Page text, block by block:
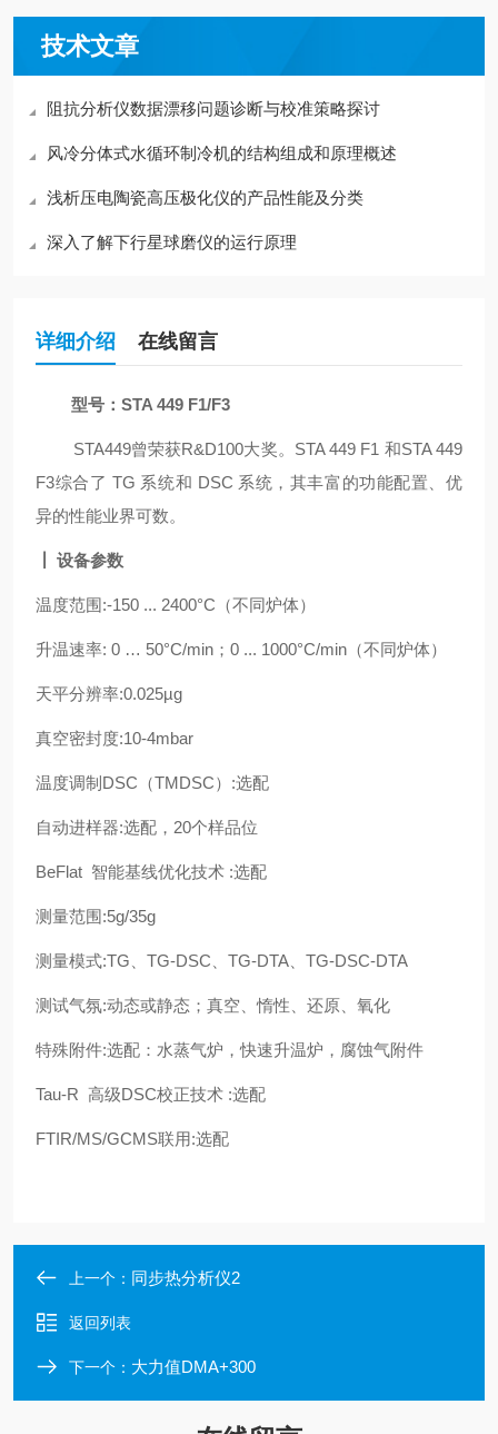
技术文章
阻抗分析仪数据漂移问题诊断与校准策略探讨
风冷分体式水循环制冷机的结构组成和原理概述
浅析压电陶瓷高压极化仪的产品性能及分类
深入了解下行星球磨仪的运行原理
详细介绍 在线留言
型号：STA 449 F1/F3
STA449曾荣获R&D100大奖。STA 449 F1 和STA 449
F3综合了 TG 系统和 DSC 系统，其丰富的功能配置、优
异的性能业界可数。
设备参数
温度范围:-150 ... 2400°C（不同炉体）
升温速率: 0 … 50°C/min；0 ... 1000°C/min（不同炉体）
天平分辨率:0.025µg
真空密封度:10-4mbar
温度调制DSC（TMDSC）:选配
自动进样器:选配，20个样品位
BeFlat 智能基线优化技术 :选配
测量范围:5g/35g
测量模式:TG、TG-DSC、TG-DTA、TG-DSC-DTA
测试气氛:动态或静态；真空、惰性、还原、氧化
特殊附件:选配：水蒸气炉，快速升温炉，腐蚀气附件
Tau-R 高级DSC校正技术 :选配
FTIR/MS/GCMS联用:选配
上一个： 同步热分析仪2
返回列表
下一个： 大力值DMA+300